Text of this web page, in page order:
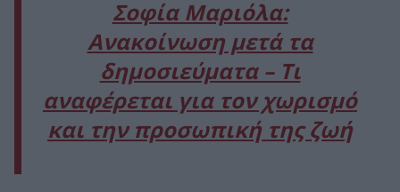
Σοφία Μαριόλα:
Ανακοίνωση μετά τα
δημοσιεύματα – Τι
αναφέρεται για τον χωρισμό
και την προσωπική της ζωή